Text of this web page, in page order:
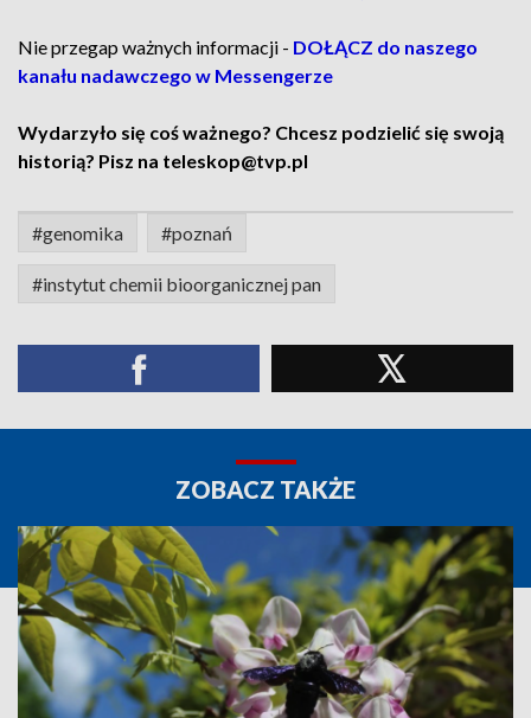
Nie przegap ważnych informacji - DOŁĄCZ do naszego
kanału nadawczego w Messengerze
Wydarzyło się coś ważnego? Chcesz podzielić się swoją
historią? Pisz na teleskop@tvp.pl
#genomika #poznań
#instytut chemii bioorganicznej pan
ZOBACZ TAKŻE